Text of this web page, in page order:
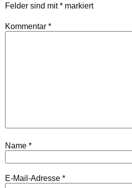
Felder sind mit* markiert
Kommentar *
Name *
E-Mail-Adresse *